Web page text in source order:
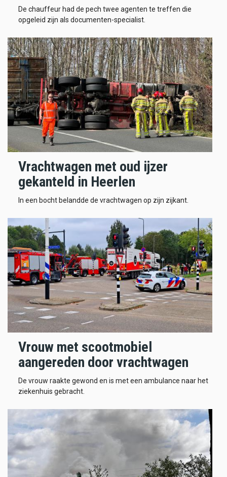
De chauffeur had de pech twee agenten te treffen die
opgeleid zijn als documenten-specialist.
Vrachtwagen met oud ijzer
gekanteld in Heerlen
In een bocht belandde de vrachtwagen op zijn zijkant.
Vrouw met scootmobiel
aangereden door vrachtwagen
De vrouw raakte gewond en is met een ambulance naar het
ziekenhuis gebracht.